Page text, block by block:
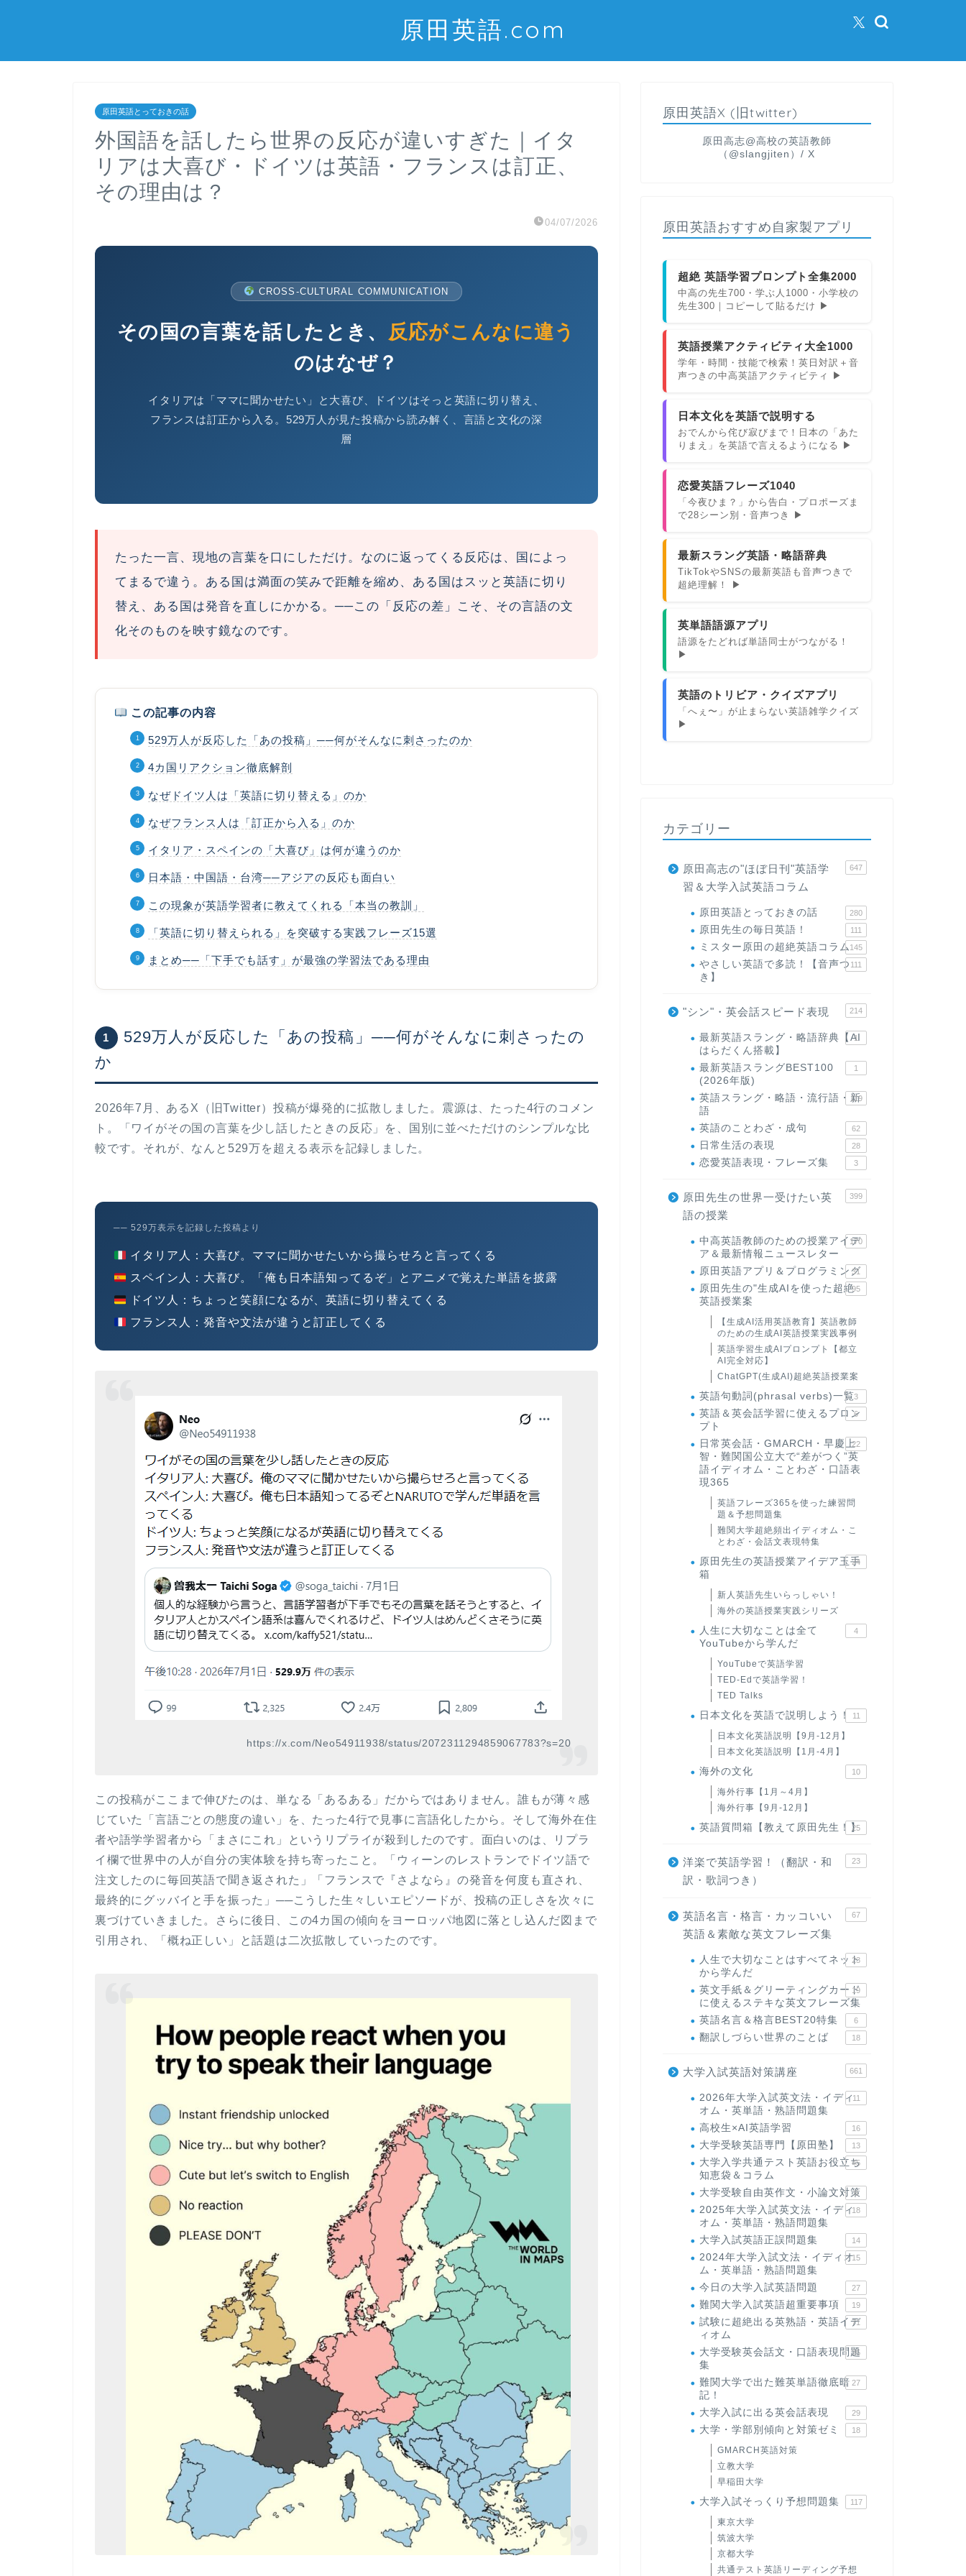
原田英語.com
原田英語とっておきの話
外国語を話したら世界の反応が違いすぎた｜イタ
リアは大喜び・ドイツは英語・フランスは訂正、
その理由は？
04/07/2026
CROSS-CULTURAL COMMUNICATION
その国の言葉を話したとき、 反応がこんなに違う
のはなぜ？
イタリアは「ママに聞かせたい」と大喜び、ドイツはそっと英語に切り替え、
フランスは訂正から入る。529万人が見た投稿から読み解く、言語と文化の深
層
たった一言、現地の言葉を口にしただけ。なのに返ってくる反応は、国によっ
てまるで違う。ある国は満面の笑みで距離を縮め、ある国はスッと英語に切り
替え、ある国は発音を直しにかかる。 ──この「反応の差」こそ、その言語の文
化そのものを映す鏡なのです。
この記事の内容
529万人が反応した「あの投稿」──何がそんなに刺さったのか
4カ国リアクション徹底解剖
なぜドイツ人は「英語に切り替える」のか
なぜフランス人は「訂正から入る」のか
イタリア・スペインの「大喜び」は何が違うのか
日本語・中国語・台湾──アジアの反応も面白い
この現象が英語学習者に教えてくれる「本当の教訓」
「英語に切り替えられる」を突破する実践フレーズ15選
まとめ──「下手でも話す」が最強の学習法である理由
1
529万人が反応した「あの投稿」──何がそんなに刺さったの
か
2026年7月、あるX（旧Twitter）投稿が爆発的に拡散しました。震源は、たった4行のコメン
ト。「ワイがその国の言葉を少し話したときの反応」を、国別に並べただけのシンプルな比
較です。それが、なんと 529万を超える表示を記録しました。
── 529万表示を記録した投稿より
イタリア人
：大喜び。ママに聞かせたいから撮らせろと言ってくる
スペイン人
：大喜び。「俺も日本語知ってるぞ」とアニメで覚えた単語を披露
ドイツ人
：ちょっと笑顔になるが、英語に切り替えてくる
フランス人
：発音や文法が違うと訂正してくる
https://x.com/Neo54911938/status/2072311294859067783?s=20
この投稿がここまで伸びたのは、単なる「あるある」だからではありません。誰もが薄々感
じていた
「言語ごとの態度の違い」を、たった4行で見事に言語化したから。そして海外在住
者や語学学習者から「まさにこれ」というリプライが殺到したのです。面白いのは、リプラ
イ欄で世界中の人が自分の実体験を持ち寄ったこと。「ウィーンのレストランでドイツ語で
注文したのに毎回英語で聞き返された」「フランスで『さよなら』の発音を何度も直され、
最終的にグッバイと手を振った」──こうした生々しいエピソードが、投稿の正しさを次々に
裏づけていきました。さらに後日、この4カ国の傾向をヨーロッパ地図に落とし込んだ図まで
引用され、「概ね正しい」と話題は二次拡散していったのです。
原田英語X (旧twitter)
原田高志@高校の英語教師
（@slangjiten）/ X
原田英語おすすめ自家製アプリ
超絶 英語学習プロンプト全集2000
中高の先生700・学ぶ人1000・小学校の
先生300｜コピーして貼るだけ ▶
英語授業アクティビティ大全1000
学年・時間・技能で検索！英日対訳＋音
声つきの中高英語アクティビティ ▶
日本文化を英語で説明する
おでんから侘び寂びまで！日本の「あた
りまえ」を英語で言えるようになる ▶
恋愛英語フレーズ1040
「今夜ひま？」から告白・プロポーズま
で28シーン別・音声つき ▶
最新スラング英語・略語辞典
TikTokやSNSの最新英語も音声つきで
超絶理解！ ▶
英単語語源アプリ
語源をたどれば単語同士がつながる！
▶
英語のトリビア・クイズアプリ
「へぇ〜」が止まらない英語雑学クイズ
▶
カテゴリー
原田高志の"ほぼ日刊"英語学
習＆大学入試英語コラム
647
原田英語とっておきの話 280
原田先生の毎日英語！ 111
ミスター原田の超絶英語コラム145
やさしい英語で多読！【音声つ
き】
111
"シン"・英会話スピード表現 214
最新英語スラング・略語辞典【AI
はらだくん搭載】
1
最新英語スラングBEST100
(2026年版)
1
英語スラング・略語・流行語・新
語
119
英語のことわざ・成句 62
日常生活の表現 28
恋愛英語表現・フレーズ集 3
原田先生の世界一受けたい英
語の授業
399
中高英語教師のための授業アイデ
ア＆最新情報ニュースレター
170
原田英語アプリ＆プログラミング
31
原田先生の"生成AIを使った超絶
英語授業案
95
【生成AI活用英語教育】英語教師
のための生成AI英語授業実践事例
英語学習生成AIプロンプト【都立
AI完全対応】
ChatGPT(生成AI)超絶英語授業案
英語句動詞(phrasal verbs)一覧3
英語＆英会話学習に使えるプロン
プト
6
日常英会話・GMARCH・早慶上
智・難関国公立大で“差がつく”英
語イディオム・ことわざ・口語表
現365
22
英語フレーズ365を使った練習問
題＆予想問題集
難関大学超絶頻出イディオム・こ
とわざ・会話文表現特集
原田先生の英語授業アイデア玉手
箱
24
新人英語先生いらっしゃい！
海外の英語授業実践シリーズ
人生に大切なことは全て
YouTubeから学んだ
4
YouTubeで英語学習
TED-Edで英語学習！
TED Talks
日本文化を英語で説明しよう！ 11
日本文化英語説明【9月-12月】
日本文化英語説明【1月-4月】
海外の文化 10
海外行事【1月～4月】
海外行事【9月-12月】
英語質問箱【教えて原田先生！】
25
洋楽で英語学習！（翻訳・和
訳・歌詞つき）
23
英語名言・格言・カッコいい
英語＆素敵な英文フレーズ集
67
人生で大切なことはすべてネット
から学んだ
23
英文手紙＆グリーティングカード
に使えるステキな英文フレーズ集
19
英語名言＆格言BEST20特集 6
翻訳しづらい世界のことば 18
大学入試英語対策講座 661
2026年大学入試英文法・イディ
オム・英単語・熟語問題集
11
高校生×AI英語学習 16
大学受験英語専門【原田塾】 13
大学入学共通テスト英語お役立ち
知恵袋＆コラム
45
大学受験自由英作文・小論文対策
8
2025年大学入試英文法・イディ
オム・英単語・熟語問題集
18
大学入試英語正誤問題集 14
2024年大学入試文法・イディオ
ム・英単語・熟語問題集
15
今日の大学入試英語問題 27
難関大学入試英語超重要事項 19
試験に超絶出る英熟語・英語イデ
ィオム
71
大学受験英会話文・口語表現問題
集
35
難関大学で出た難英単語徹底暗
記！
27
大学入試に出る英会話表現 29
大学・学部別傾向と対策ゼミ 18
GMARCH英語対策
立教大学
早稲田大学
大学入試そっくり予想問題集 117
東京大学
筑波大学
京都大学
共通テスト英語リーディング予想